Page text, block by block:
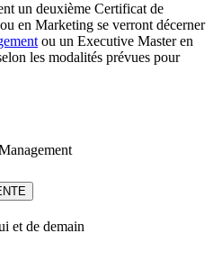
un deuxième Certificat de
en Marketing se verront décerner
ou un Executive Master en
les modalités prévues pour
et de demain